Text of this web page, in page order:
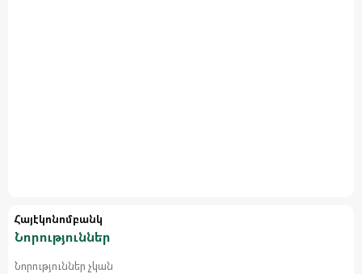
Հայէկոնոմբանկ
Նորություններ
Նորություններ չկան